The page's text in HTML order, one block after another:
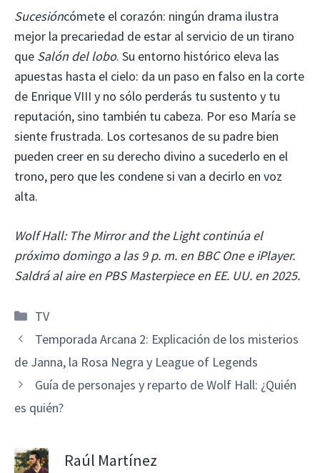
Sucesióncómete el corazón: ningún drama ilustra
mejor la precariedad de estar al servicio de un tirano
que Salón del lobo. Su entorno histórico eleva las
apuestas hasta el cielo: da un paso en falso en la corte
de Enrique VIII y no sólo perderás tu sustento y tu
reputación, sino también tu cabeza. Por eso María se
siente frustrada. Los cortesanos de su padre bien
pueden creer en su derecho divino a sucederlo en el
trono, pero que les condene si van a decirlo en voz
alta.
Wolf Hall: The Mirror and the Light continúa el
próximo domingo a las 9 p. m. en BBC One e iPlayer.
Saldrá al aire en PBS Masterpiece en EE. UU. en 2025.
Categorías
TV
Temporada Arcana 2: Explicación de los misterios
de Janna, la Rosa Negra y League of Legends
Guía de personajes y reparto de Wolf Hall: ¿Quién
es quién?
Raúl Martínez